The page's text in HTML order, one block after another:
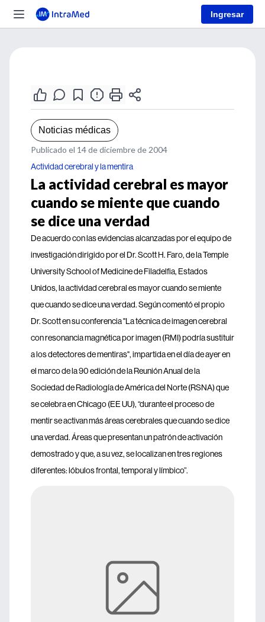
Ingresar
Noticias médicas
Publicado el 14 de diciembre de 2004
Actividad cerebral y la mentira
La actividad cerebral es mayor
cuando se miente que cuando
se dice una verdad
De acuerdo con las evidencias alcanzadas por el equipo de
investigación dirigido por el Dr. Scott H. Faro, de la Temple
University School of Medicine de Filadelfia, Estados
Unidos, la actividad cerebral es mayor cuando se miente
que cuando se dice una verdad. Según comentó el propio
Dr. Scott en su conferencia "La técnica de imagen cerebral
con resonancia magnética por imagen (RMI) podría sustituir
a los detectores de mentiras", impartida en el día de ayer en
el marco de la 90 edición de la Reunión Anual de la
Sociedad de Radiología de América del Norte (RSNA) que
se celebra en Chicago (EE UU), “durante el proceso de
mentir se activan más áreas cerebrales que cuando se dice
una verdad. Áreas que presentan un patrón de activación
demostrado y que, a su vez, se localizan en tres regiones
diferentes: lóbulos frontal, temporal y límbico”.